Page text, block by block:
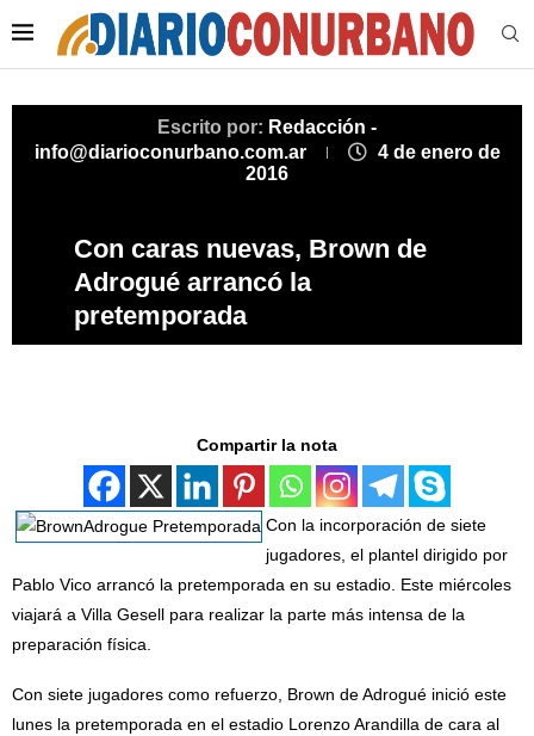
Escrito por: Redacción -
info@diarioconurbano.com.ar
4 de enero de
2016
Con caras nuevas, Brown de
Adrogué arrancó la
pretemporada
Compartir la nota
Con la incorporación de siete
jugadores, el plantel dirigido por
Pablo Vico arrancó la pretemporada en su estadio. Este miércoles
viajará a Villa Gesell para realizar la parte más intensa de la
preparación física.
Con siete jugadores como refuerzo, Brown de Adrogué inició este
lunes la pretemporada en el estadio Lorenzo Arandilla de cara al